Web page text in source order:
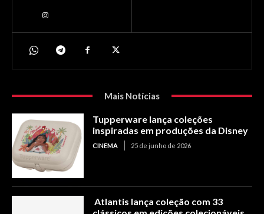
Mais Notícias
Tupperware lança coleções
inspiradas em produções da Disney
CINEMA 25 de junho de 2026
Atlantis lança coleção com 33